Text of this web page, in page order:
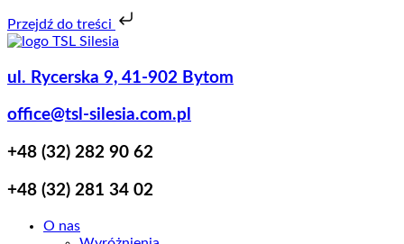
Przejdź do treści
Koniec
ul. Rycerska 9, 41-902 Bytom
office@tsl-silesia.com.pl
+48 (32) 282 90 62
+48 (32) 281 34 02
O nas